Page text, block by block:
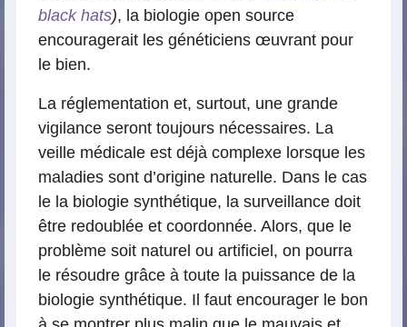
black hats), la biologie open source
encouragerait les généticiens œuvrant pour
le bien.
La réglementation et, surtout, une grande
vigilance seront toujours nécessaires. La
veille médicale est déjà complexe lorsque les
maladies sont d’origine naturelle. Dans le cas
le la biologie synthétique, la surveillance doit
être redoublée et coordonnée. Alors, que le
problème soit naturel ou artificiel, on pourra
le résoudre grâce à toute la puissance de la
biologie synthétique. Il faut encourager le bon